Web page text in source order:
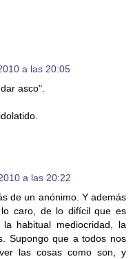
a las 20:05
asco".
a las 20:22
de un anónimo. Y además
caro, de lo difícil que es
habitual mediocridad, la
Supongo que a todos nos
las cosas como son, y